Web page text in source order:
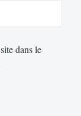
dans le